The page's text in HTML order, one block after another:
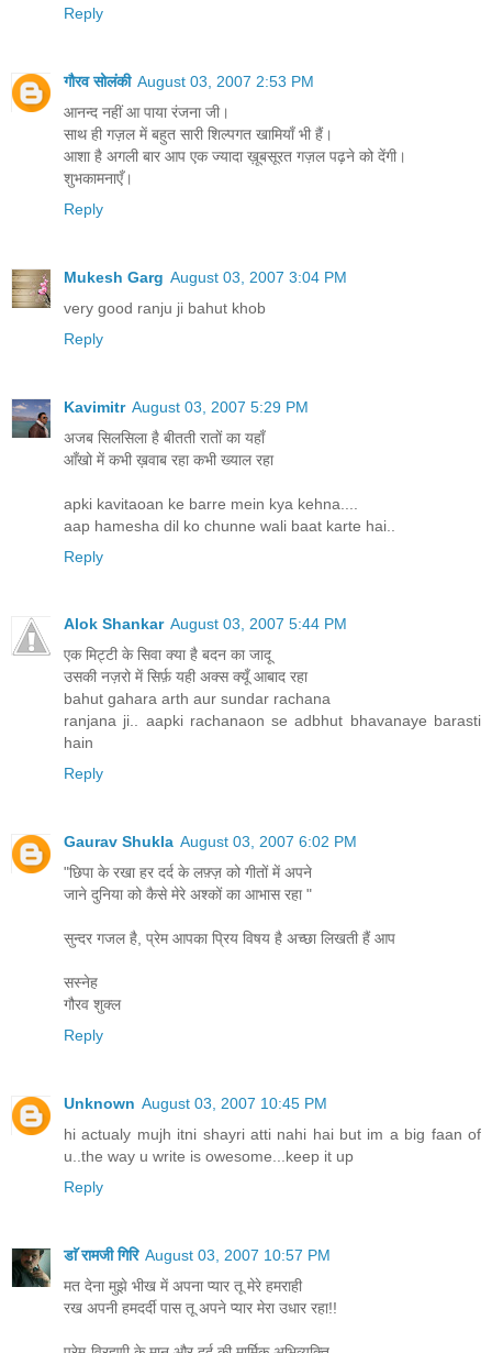
Reply
गौरव सोलंकी August 03, 2007 2:53 PM
आनन्द नहीं आ पाया रंजना जी।
साथ ही गज़ल में बहुत सारी शिल्पगत खामियाँ भी हैं।
आशा है अगली बार आप एक ज्यादा ख़ूबसूरत गज़ल पढ़ने को देंगी।
शुभकामनाएँ।
Reply
Mukesh Garg August 03, 2007 3:04 PM
very good ranju ji bahut khob
Reply
Kavimitr August 03, 2007 5:29 PM
अजब सिलसिला है बीतती रातों का यहाँ
आँखो में कभी ख़वाब रहा कभी ख्याल रहा
apki kavitaoan ke barre mein kya kehna....
aap hamesha dil ko chunne wali baat karte hai..
Reply
Alok Shankar August 03, 2007 5:44 PM
एक मिट्टी के सिवा क्या है बदन का जादू
उसकी नज़रो में सिर्फ़ यही अक्स क्यूँ आबाद रहा
bahut gahara arth aur sundar rachana
ranjana ji.. aapki rachanaon se adbhut bhavanaye barasti
hain
Reply
Gaurav Shukla August 03, 2007 6:02 PM
"छिपा के रखा हर दर्द के लफ़्ज़ को गीतों में अपने
जाने दुनिया को कैसे मेरे अश्कों का आभास रहा "
सुन्दर गजल है, प्रेम आपका प्रिय विषय है अच्छा लिखती हैं आप
सस्नेह
गौरव शुक्ल
Reply
Unknown August 03, 2007 10:45 PM
hi actualy mujh itni shayri atti nahi hai but im a big faan of
u..the way u write is owesome...keep it up
Reply
डाॅ रामजी गिरि August 03, 2007 10:57 PM
मत देना मुझे भीख में अपना प्यार तू मेरे हमराही
रख अपनी हमदर्दी पास तू अपने प्यार मेरा उधार रहा!!